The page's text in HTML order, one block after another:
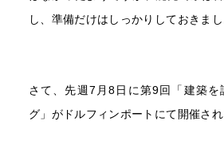
し、準備だけはしっかりしておきまし
さて、先週7月8日に第9回「建築を
グ」がドルフィンポートにて開催され